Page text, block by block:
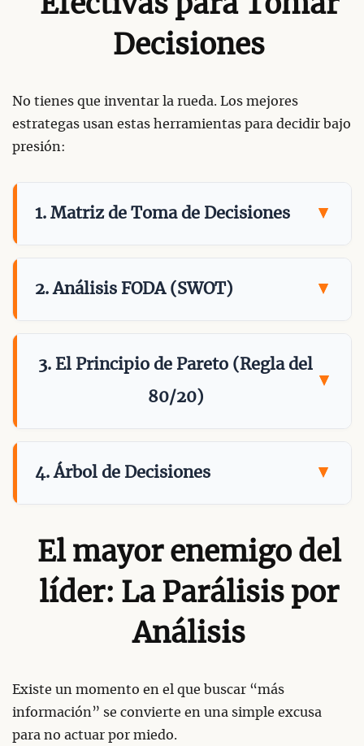
Decisiones
No tienes que inventar la rueda. Los mejores
estrategas usan estas herramientas para decidir bajo
presión:
1. Matriz de Toma de Decisiones
2. Análisis FODA (SWOT)
3. El Principio de Pareto (Regla del
80/20)
4. Árbol de Decisiones
El mayor enemigo del
líder: La Parálisis por
Análisis
Existe un momento en el que buscar “más
información” se convierte en una simple excusa
para no actuar por miedo.